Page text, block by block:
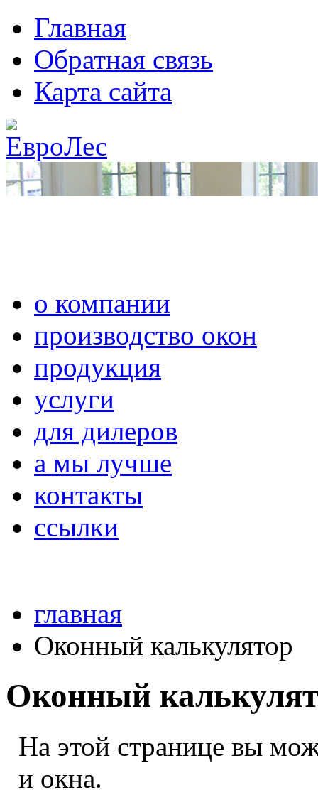
Главная
Обратная связь
Карта сайта
о компании
производство окон
продукция
услуги
для дилеров
а мы лучше
контакты
ссылки
главная
Оконный калькулятор
Оконный
На этой странице вы
и окна.